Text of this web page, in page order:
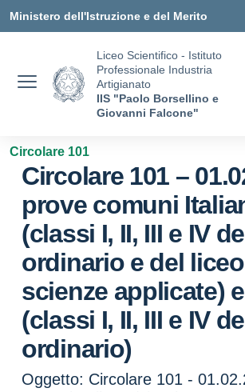
Ministero dell'Istruzione e del Merito
Liceo Scientifico - Istituto
Professionale Industria
Artigianato
IIS "Paolo Borsellino e
Giovanni Falcone"
Circolare 101
Circolare 101 –
prove comuni
(classi I, II, III e IV
ordinario e del
scienze applicate)
(classi I, II, III e IV
ordinario)
Oggetto: Circolare 101 -